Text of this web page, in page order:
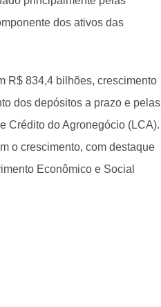
dos ativos das
R$ 834,4 bilhões, crescimento
dos depósitos a prazo e pelas
Crédito do Agronegócio (LCA).
o crescimento, com destaque
Econômico e Social